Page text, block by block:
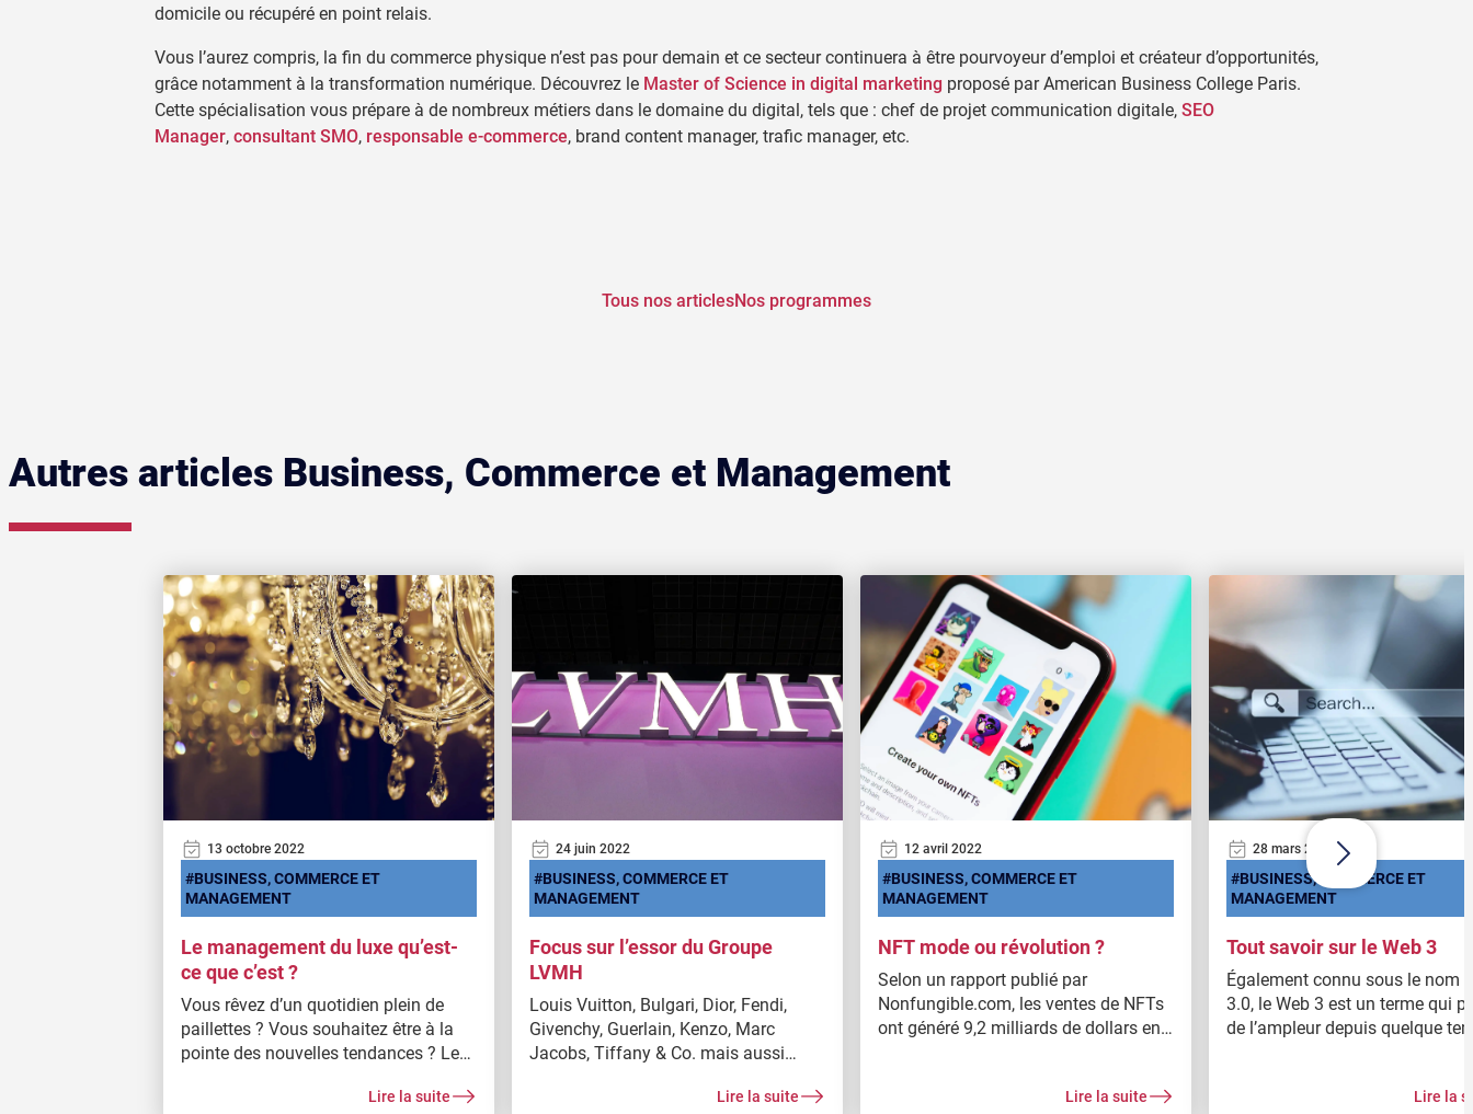
domicile ou récupéré en point relais.
Vous l’aurez compris, la fin du commerce physique n’est pas pour demain et ce secteur continuera à être pourvoyeur d’emploi et créateur d’opportunités,
grâce notamment à la transformation numérique. Découvrez le Master of Science in digital marketing proposé par American Business College Paris.
Cette spécialisation vous prépare à de nombreux métiers dans le domaine du digital, tels que : chef de projet communication digitale, SEO
Manager, consultant SMO, responsable e-commerce, brand content manager, trafic manager, etc.
Tous nos articlesNos programmes
Autres articles Business, Commerce et Management
BUSINESS, COMMERCE ET
MANAGEMENT
13 octobre 2022
Le management du luxe qu’est-
ce que c’est ?
Vous rêvez d’un quotidien plein de
paillettes ? Vous souhaitez être à la
pointe des nouvelles tendances ? Le
fait pour vous ! Spécialisé dans les
Lire la suite
BUSINESS, COMMERCE ET
MANAGEMENT
24 juin 2022
Focus sur l’essor du Groupe
LVMH
Louis Vuitton, Bulgari, Dior, Fendi,
Givenchy, Guerlain, Kenzo, Marc
Jacobs, Tiffany & Co. mais aussi
Krug, Dom Pérignon, Maison Ruinart,
Lire la suite
BUSINESS, COMMERCE ET
MANAGEMENT
12 avril 2022
NFT mode ou révolution ?
Selon un rapport publié par
Nonfungible.com, les ventes de NFTs
ont généré 9,2 milliards de dollars en
même année. Ces chiffresLire la suite
BUSINESS, COMMERCE ET
MANAGEMENT
28 mars 2022
Tout savoir sur le Web 3
Également connu sous le nom
3.0, le Web 3 est un terme qui
de l’ampleur depuis quelque
protocoles décentralisés etLire la